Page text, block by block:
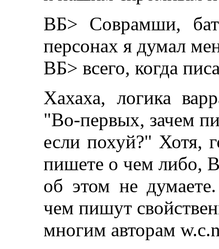
ВБ> Соврамши,
персонах я думал
ВБ> всего, когда
Хахаха, логика
"Во-первых, зачем
если похуй?" Хотя,
пишете о чем либо,
об этом не
чем пишут
многим авторам